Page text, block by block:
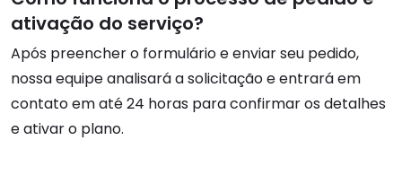
ativação do serviço?
Após preencher o formulário e enviar seu pedido,
nossa equipe analisará a solicitação e entrará em
contato em até 24 horas para confirmar os detalhes
e ativar o plano.